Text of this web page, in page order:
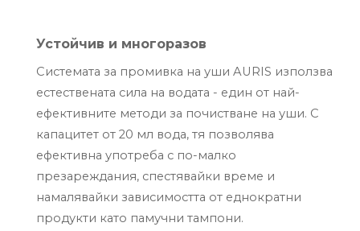
Устойчив и многоразов
Системата за промивка на уши AURIS използва
естествената сила на водата - един от най-
ефективните методи за почистване на уши. С
капацитет от 20 мл вода, тя позволява
ефективна употреба с по-малко
презареждания, спестявайки време и
намалявайки зависимостта от еднократни
продукти като памучни тампони.